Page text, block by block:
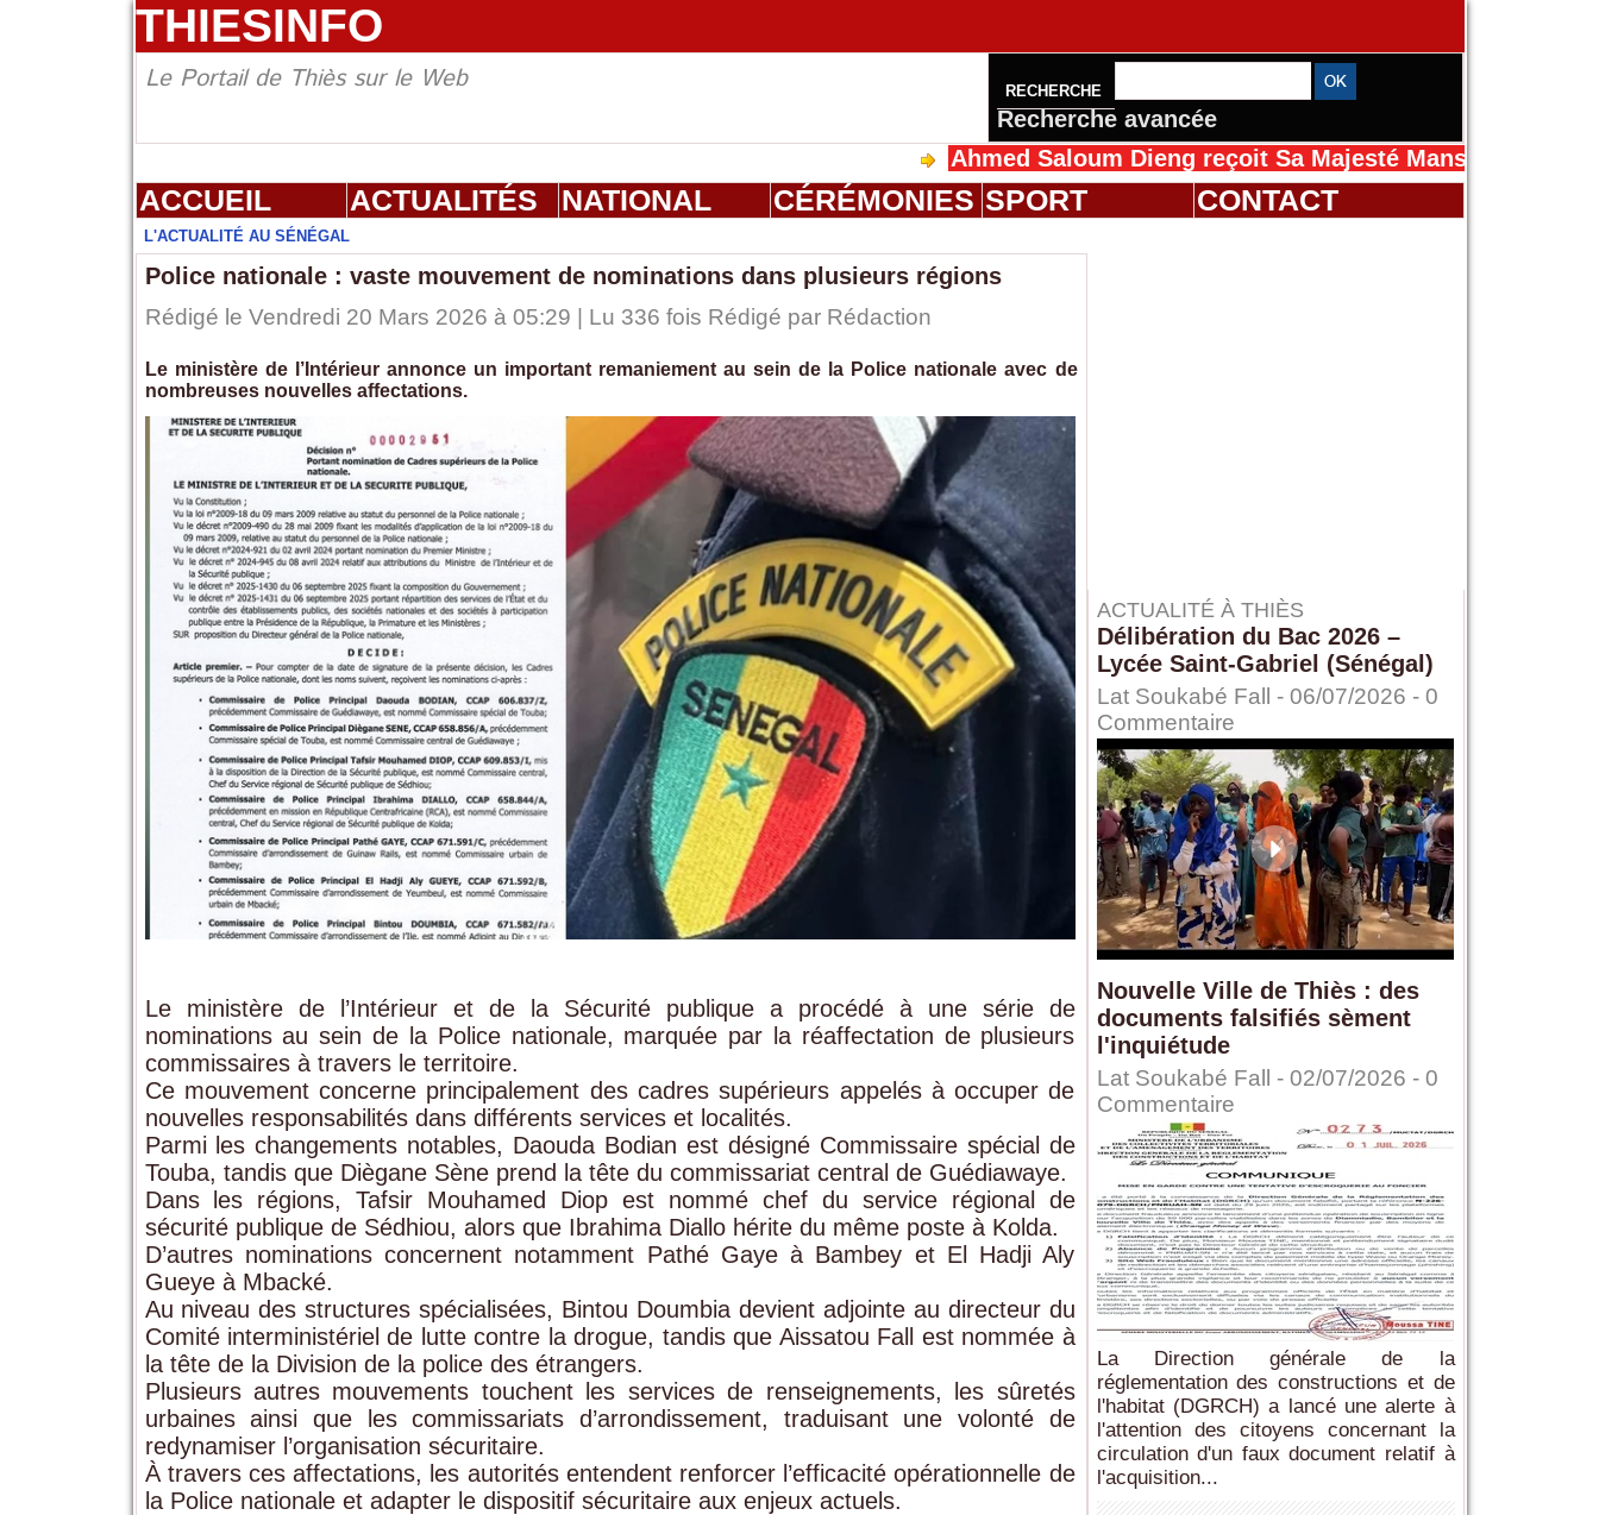
THIESINFO
Le Portail de Thiès sur le Web RECHERCHE
Recherche avancée
Ahmed Saloum Dieng reçoit Sa Majesté Mansah Cissé au
ACCUEIL ACTUALITÉS NATIONAL CÉRÉMONIES SPORT CONTACT
L'ACTUALITÉ AU SÉNÉGAL
Police nationale : vaste mouvement de nominations dans plusieurs régions
Rédigé le Vendredi 20 Mars 2026 à 05:29 | Lu 336 fois Rédigé par Rédaction
Le ministère de l’Intérieur annonce un important remaniement au sein de la Police nationale avec de
nombreuses nouvelles affectations.
Le ministère de l’Intérieur et de la Sécurité publique a procédé à une série de
nominations au sein de la Police nationale, marquée par la réaffectation de plusieurs
commissaires à travers le territoire.
Ce mouvement concerne principalement des cadres supérieurs appelés à occuper de
nouvelles responsabilités dans différents services et localités.
Parmi les changements notables, Daouda Bodian est désigné Commissaire spécial de
Touba, tandis que Diègane Sène prend la tête du commissariat central de Guédiawaye.
Dans les régions, Tafsir Mouhamed Diop est nommé chef du service régional de
sécurité publique de Sédhiou, alors que Ibrahima Diallo hérite du même poste à Kolda.
D’autres nominations concernent notamment Pathé Gaye à Bambey et El Hadji Aly
Gueye à Mbacké.
Au niveau des structures spécialisées, Bintou Doumbia devient adjointe au directeur du
Comité interministériel de lutte contre la drogue, tandis que Aissatou Fall est nommée à
la tête de la Division de la police des étrangers.
Plusieurs autres mouvements touchent les services de renseignements, les sûretés
urbaines ainsi que les commissariats d’arrondissement, traduisant une volonté de
redynamiser l’organisation sécuritaire.
À travers ces affectations, les autorités entendent renforcer l’efficacité opérationnelle de
la Police nationale et adapter le dispositif sécuritaire aux enjeux actuels.
ACTUALITÉ À THIÈS
Délibération du Bac 2026 –
Lycée Saint-Gabriel (Sénégal)
Lat Soukabé Fall - 06/07/2026 - 0
Commentaire
Nouvelle Ville de Thiès : des
documents falsifiés sèment
l'inquiétude
Lat Soukabé Fall - 02/07/2026 - 0
Commentaire
La Direction générale de la
réglementation des constructions et de
l'habitat (DGRCH) a lancé une alerte à
l'attention des citoyens concernant la
circulation d'un faux document relatif à
l'acquisition...